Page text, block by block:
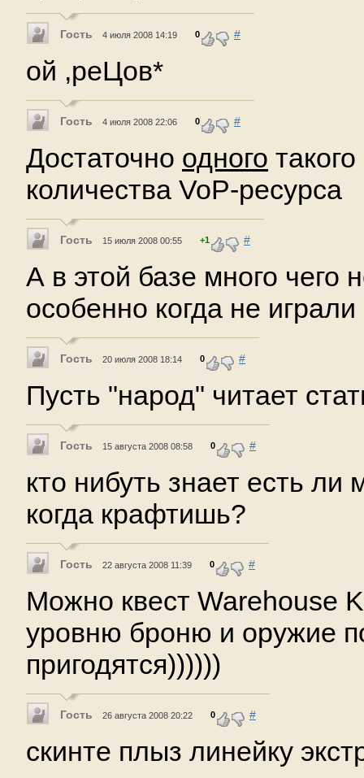
Гость 4 июля 2008 14:19 0 #
ой ,реЦов*
Гость 4 июля 2008 22:06 0 #
Достаточно одного
количества VoP-ресурса
Гость 15 июля 2008 00:55 +1 #
А в этой базе много чего
особенно когда не
Гость 20 июля 2008 18:14 0 #
Пусть "народ" читает
Гость 15 августа 2008 08:58 0 #
кто нибуть знает есть
когда крафтишь?
Гость 22 августа 2008 11:39 0 #
Можно квест Warehouse
уровню броню и оружие
пригодятся))))))
Гость 26 августа 2008 20:22 0 #
скинте плыз линейку